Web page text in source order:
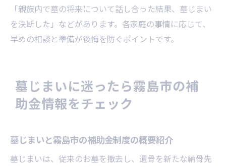
「親族内で墓の将来について話し合った結果、墓じまい
を決断した」などがあります。各家庭の事情に応じて、
早めの相談と準備が後悔を防ぐポイントです。
墓じまいに迷ったら霧島市の補
助金情報をチェック
墓じまいと霧島市の補助金制度の概要紹介
墓じまいは、従来のお墓を撤去し、遺骨を新たな納骨先